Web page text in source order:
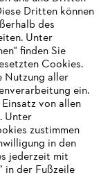
Dritten können
des
Unter
finden Sie
Cookies.
Nutzung aller
ein.
von allen
Unter
zustimmen
in den
jederzeit mit
in der Fußzeile